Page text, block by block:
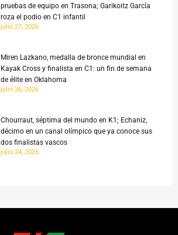
pruebas de equipo en Trasona; Garikoitz García
roza el podio en C1 infantil
julio 27, 2026
Miren Lazkano, medalla de bronce mundial en
Kayak Cross y finalista en C1: un fin de semana
de élite en Oklahoma
julio 26, 2026
Chourraut, séptima del mundo en K1; Echaniz,
décimo en un canal olímpico que ya conoce sus
dos finalistas vascos
julio 24, 2026